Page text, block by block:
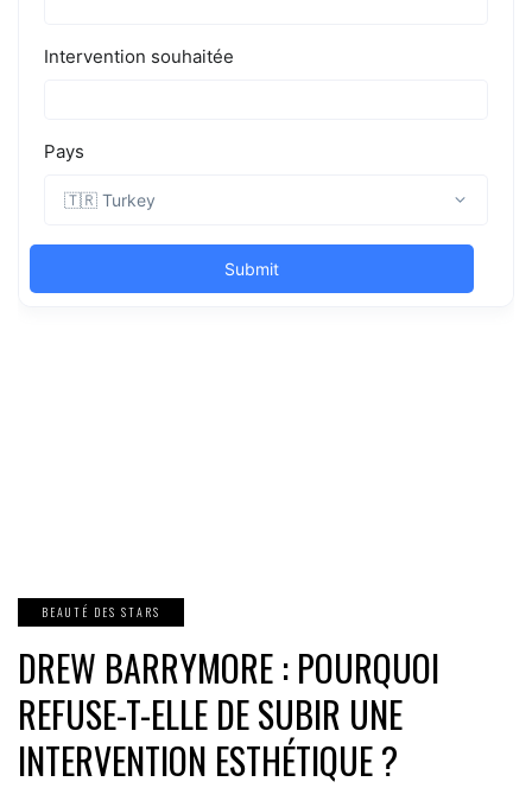
BEAUTÉ DES STARS
DREW BARRYMORE : POURQUOI
REFUSE-T-ELLE DE SUBIR UNE
INTERVENTION ESTHÉTIQUE ?